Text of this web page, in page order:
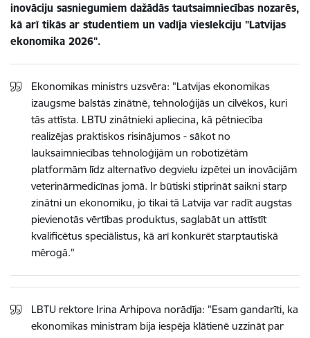
inovāciju sasniegumiem dažādās tautsaimniecības nozarēs,
kā arī tikās ar studentiem un vadīja vieslekciju "Latvijas
ekonomika 2026".
Ekonomikas ministrs uzsvēra: "Latvijas ekonomikas
izaugsme balstās zinātnē, tehnoloģijās un cilvēkos, kuri
tās attīsta. LBTU zinātnieki apliecina, kā pētniecība
realizējas praktiskos risinājumos - sākot no
lauksaimniecības tehnoloģijām un robotizētām
platformām līdz alternatīvo degvielu izpētei un inovācijām
veterinārmedicīnas jomā. Ir būtiski stiprināt saikni starp
zinātni un ekonomiku, jo tikai tā Latvija var radīt augstas
pievienotās vērtības produktus, saglabāt un attīstīt
kvalificētus speciālistus, kā arī konkurēt starptautiskā
mērogā."
LBTU rektore Irina Arhipova norādīja: "Esam gandarīti, ka
ekonomikas ministram bija iespēja klātienē uzzināt par